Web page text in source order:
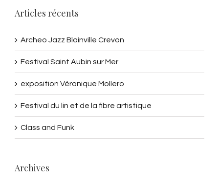
Articles récents
Archeo Jazz Blainville Crevon
Festival Saint Aubin sur Mer
exposition Véronique Mollero
Festival du lin et de la fibre artistique
Class and Funk
Archives